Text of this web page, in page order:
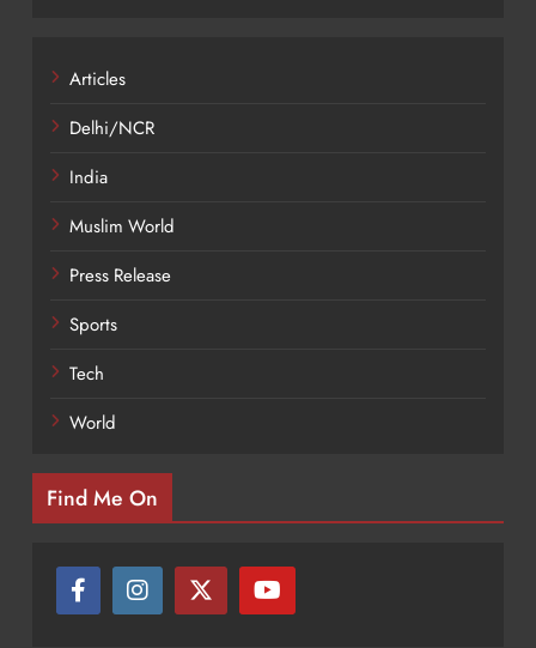
Articles
Delhi/NCR
India
Muslim World
Press Release
Sports
Tech
World
Find Me On